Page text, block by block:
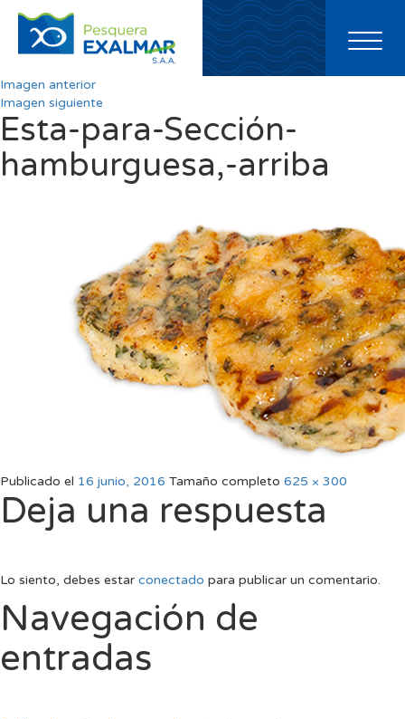
Toggle
Imagen anterior
Imagen siguiente
Esta-para-Sección-
hamburguesa,-arriba
Publicado el 16 junio, 2016 Tamaño completo 625 × 300
Deja una respuesta
Lo siento, debes estar conectado para publicar un comentario.
Navegación de
entradas